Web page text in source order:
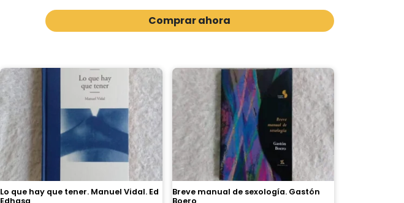
Comprar ahora
Lo que hay que tener. Manuel Vidal. Ed
Breve manual de sexología. Gastón